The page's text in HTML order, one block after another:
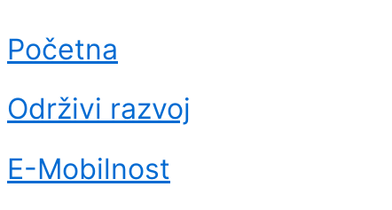
Početna
Održivi razvoj
E-Mobilnost